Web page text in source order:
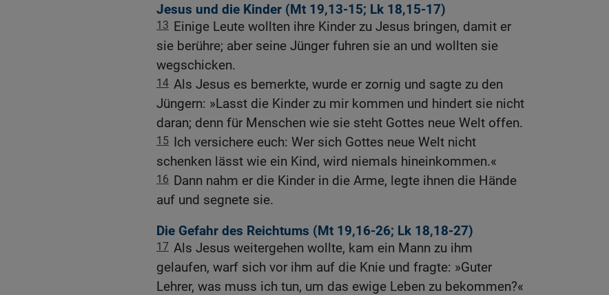
Jesus und die Kinder (Mt 19,13-15; Lk 18,15-17)
13 Einige Leute wollten ihre Kinder zu Jesus bringen, damit er
sie berühre; aber seine Jünger fuhren sie an und wollten sie
wegschicken.
14 Als Jesus es bemerkte, wurde er zornig und sagte zu den
Jüngern: »Lasst die Kinder zu mir kommen und hindert sie nicht
daran; denn für Menschen wie sie steht Gottes neue Welt offen.
15 Ich versichere euch: Wer sich Gottes neue Welt nicht
schenken lässt wie ein Kind, wird niemals hineinkommen.«
16 Dann nahm er die Kinder in die Arme, legte ihnen die Hände
auf und segnete sie.
Die Gefahr des Reichtums (Mt 19,16-26; Lk 18,18-27)
17 Als Jesus weitergehen wollte, kam ein Mann zu ihm
gelaufen, warf sich vor ihm auf die Knie und fragte: »Guter
Lehrer, was muss ich tun, um das ewige Leben zu bekommen?«